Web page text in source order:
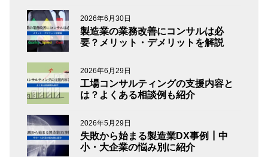
2026年6月30日
製造業の業務改善にコンサルは必
要？メリット・デメリットを解説
2026年6月29日
工場コンサルティングの支援内容と
は？よくある相談例も紹介
2026年5月29日
失敗から始まる製造業DX事例┃中
小・大企業の悩み別に紹介